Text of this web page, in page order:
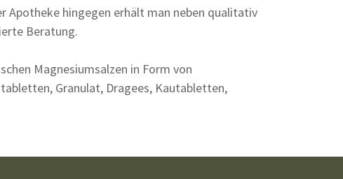
Apotheke hingegen erhält man neben qualitativ
Beratung.
Magnesiumsalzen in Form von
Granulat, Dragees, Kautabletten,